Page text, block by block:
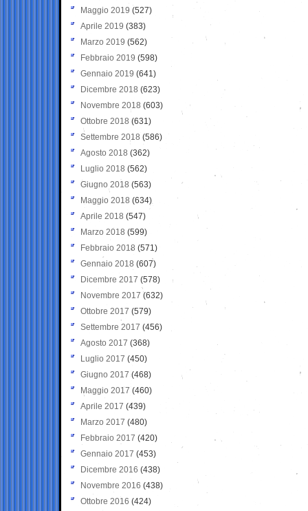
Maggio 2019 (527)
Aprile 2019 (383)
Marzo 2019 (562)
Febbraio 2019 (598)
Gennaio 2019 (641)
Dicembre 2018 (623)
Novembre 2018 (603)
Ottobre 2018 (631)
Settembre 2018 (586)
Agosto 2018 (362)
Luglio 2018 (562)
Giugno 2018 (563)
Maggio 2018 (634)
Aprile 2018 (547)
Marzo 2018 (599)
Febbraio 2018 (571)
Gennaio 2018 (607)
Dicembre 2017 (578)
Novembre 2017 (632)
Ottobre 2017 (579)
Settembre 2017 (456)
Agosto 2017 (368)
Luglio 2017 (450)
Giugno 2017 (468)
Maggio 2017 (460)
Aprile 2017 (439)
Marzo 2017 (480)
Febbraio 2017 (420)
Gennaio 2017 (453)
Dicembre 2016 (438)
Novembre 2016 (438)
Ottobre 2016 (424)